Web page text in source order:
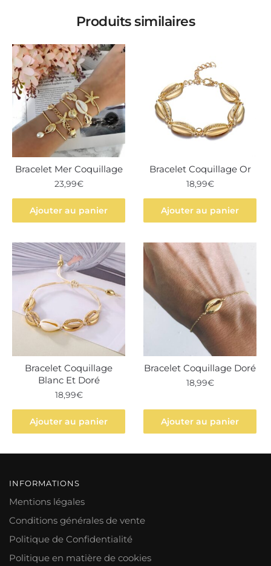
Produits similaires
Bracelet Mer Coquillage
23,99€
Ajouter au panier
Bracelet Coquillage Or
18,99€
Ajouter au panier
Bracelet Coquillage
Blanc Et Doré
18,99€
Ajouter au panier
Bracelet Coquillage Doré
18,99€
Ajouter au panier
INFORMATIONS
Mentions légales
Conditions générales de vente
Politique de Confidentialité
Politique en matière de cookies